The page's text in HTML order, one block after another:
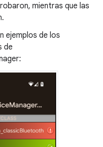
mientras que las
ejemplos de los
de